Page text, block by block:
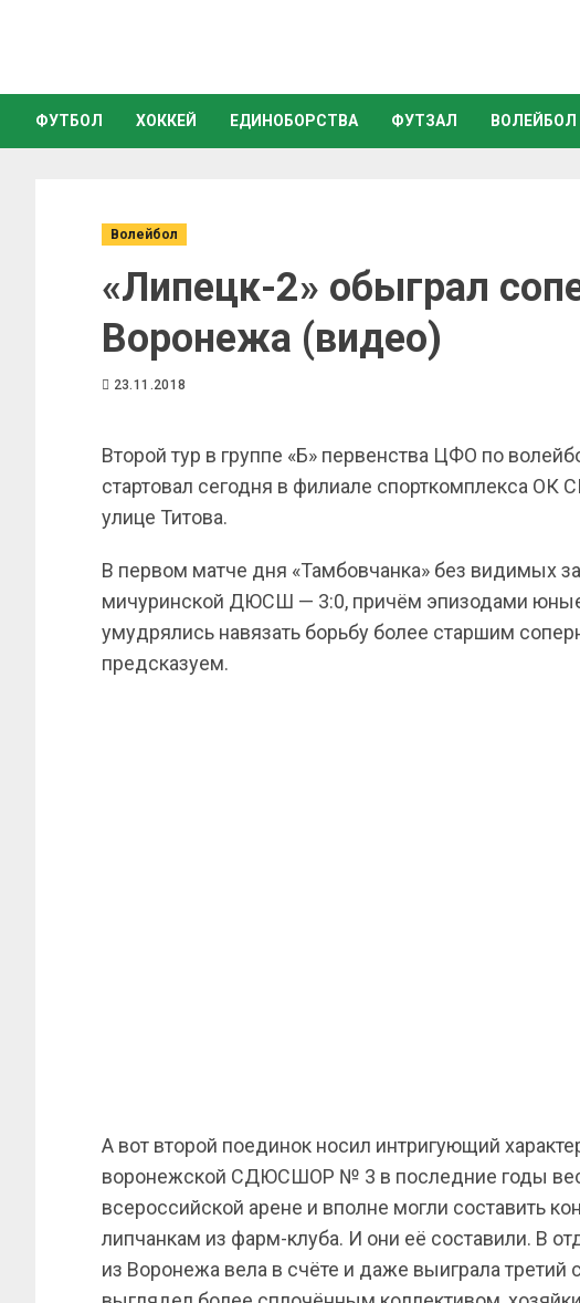
ФУТБОЛ ХОККЕЙ ЕДИНОБОРСТВА ФУТЗАЛ ВОЛЕЙБОЛ
Волейбол
«Липецк-2» обыграл
Воронежа (видео)
23.11.2018
Второй тур в группе «Б» первенства ЦФО по
стартовал сегодня в филиале спорткомплекса
улице Титова.
В первом матче дня «Тамбовчанка» без видимых
мичуринской ДЮСШ — 3:0, причём эпизодами
умудрялись навязать борьбу более старшим
предсказуем.
А вот второй поединок носил интригующий
воронежской СДЮСШОР № 3 в последние годы
всероссийской арене и вполне могли составить
липчанкам из фарм-клуба. И они её составили. В
из Воронежа вела в счёте и даже выиграла третий